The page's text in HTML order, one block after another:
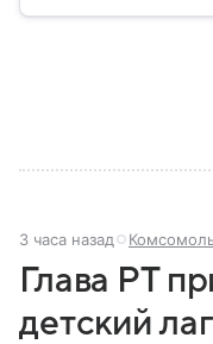
наследием,
3 часа назад
Глава РТ
детский